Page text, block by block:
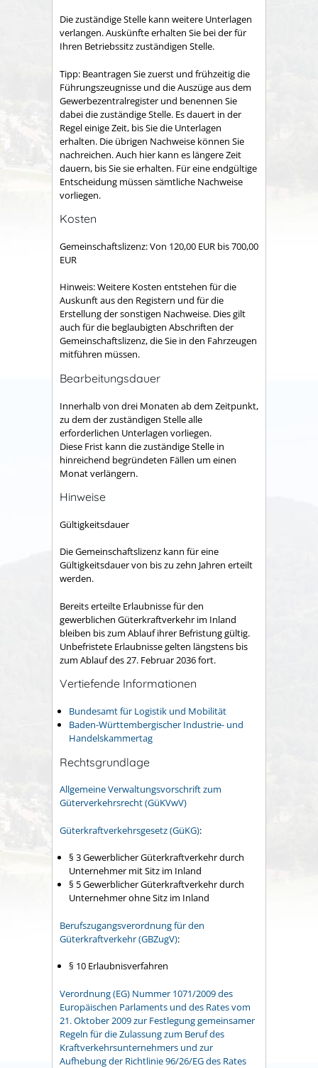
Die zuständige Stelle kann weitere Unterlagen
verlangen. Auskünfte erhalten Sie bei der für
Ihren Betriebssitz zuständigen Stelle.
Tipp: Beantragen Sie zuerst und frühzeitig die
Führungszeugnisse und die Auszüge aus dem
Gewerbezentralregister und benennen Sie
dabei die zuständige Stelle. Es dauert in der
Regel einige Zeit, bis Sie die Unterlagen
erhalten. Die übrigen Nachweise können Sie
nachreichen. Auch hier kann es längere Zeit
dauern, bis Sie sie erhalten. Für eine endgültige
Entscheidung müssen sämtliche Nachweise
vorliegen.
Kosten
Gemeinschaftslizenz: Von 120,00 EUR bis 700,00
EUR
Hinweis: Weitere Kosten entstehen für die
Auskunft aus den Registern und für die
Erstellung der sonstigen Nachweise. Dies gilt
auch für die beglaubigten Abschriften der
Gemeinschaftslizenz, die Sie in den Fahrzeugen
mitführen müssen.
Bearbeitungsdauer
Innerhalb von drei Monaten ab dem Zeitpunkt,
zu dem der zuständigen Stelle alle
erforderlichen Unterlagen vorliegen.
Diese Frist kann die zuständige Stelle in
hinreichend begründeten Fällen um einen
Monat verlängern.
Hinweise
Gültigkeitsdauer
Die Gemeinschaftslizenz kann für eine
Gültigkeitsdauer von bis zu zehn Jahren erteilt
werden.
Bereits erteilte Erlaubnisse für den
gewerblichen Güterkraftverkehr im Inland
bleiben bis zum Ablauf ihrer Befristung gültig.
Unbefristete Erlaubnisse gelten längstens bis
zum Ablauf des 27. Februar 2036 fort.
Vertiefende Informationen
Bundesamt für Logistik und Mobilität
Baden-Württembergischer Industrie- und
Handelskammertag
Rechtsgrundlage
Allgemeine Verwaltungsvorschrift zum
Güterverkehrsrecht (GüKVwV)
Güterkraftverkehrsgesetz (GüKG):
§ 3 Gewerblicher Güterkraftverkehr durch
Unternehmer mit Sitz im Inland
§ 5 Gewerblicher Güterkraftverkehr durch
Unternehmer ohne Sitz im Inland
Berufszugangsverordnung für den
Güterkraftverkehr (GBZugV):
§ 10 Erlaubnisverfahren
Verordnung (EG) Nummer 1071/2009 des
Europäischen Parlaments und des Rates vom
21. Oktober 2009 zur Festlegung gemeinsamer
Regeln für die Zulassung zum Beruf des
Kraftverkehrsunternehmers und zur
Aufhebung der Richtlinie 96/26/EG des Rates